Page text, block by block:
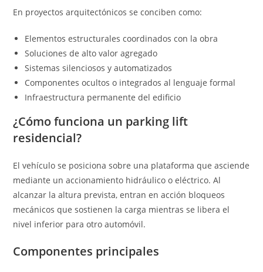
En proyectos arquitectónicos se conciben como:
Elementos estructurales coordinados con la obra
Soluciones de alto valor agregado
Sistemas silenciosos y automatizados
Componentes ocultos o integrados al lenguaje formal
Infraestructura permanente del edificio
¿Cómo funciona un parking lift
residencial?
El vehículo se posiciona sobre una plataforma que asciende
mediante un accionamiento hidráulico o eléctrico. Al
alcanzar la altura prevista, entran en acción bloqueos
mecánicos que sostienen la carga mientras se libera el
nivel inferior para otro automóvil.
Componentes principales